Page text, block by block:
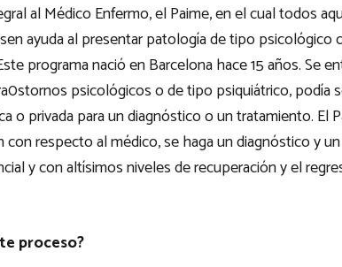
al Médico Enfermo, el Paime, en el cual todos
ayuda al presentar patología de tipo psicológico
programa nació en Barcelona hace 15 años. Se
psicológicos o de tipo psiquiátrico, podía
o privada para un diagnóstico o un tratamiento. El
respecto al médico, se haga un diagnóstico y
y con altísimos niveles de recuperación y el
proceso?